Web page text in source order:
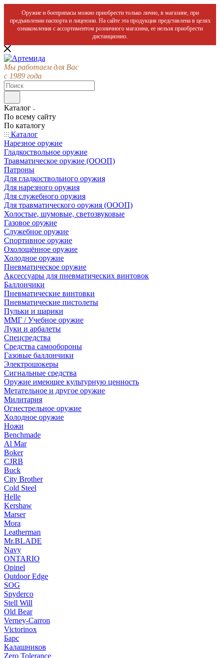
Оружие и боеприпасы можно приобрести только лично, в магазине, при
предъявлении паспорта и лицензии. На сайте эта продукция представлена в целях
ознакомления с ассортиментом розничного магазина, ее нельзя приобрести
дистанционно.
Мы работаем для Вас
с 1989 года
Каталог
По всему сайту
По каталогу
Каталог
Нарезное оружие
Гладкоствольное оружие
Травматическое оружие (ОООП)
Патроны
Для гладкоствольного оружия
Для нарезного оружия
Для служебного оружия
Для травматического оружия (ОООП)
Холостые, шумовые, светозвуковые
Газовое оружие
Служебное оружие
Спортивное оружие
Охолощённое оружие
Холодное оружие
Пневматическое оружие
Аксессуары для пневматических винтовок
Баллончики
Пневматические винтовки
Пневматические пистолеты
Пульки и шарики
ММГ / Учебное оружие
Луки и арбалеты
Спецсредства
Средства самообороны
Газовые баллончики
Электрошокеры
Сигнальные средства
Оружие имеющее культурную ценность
Метательное и другое оружие
Милитария
Огнестрельное оружие
Холодное оружие
Ножи
Benchmade
Al Mar
Boker
CJRB
Buck
City Brother
Cold Steel
Helle
Kershaw
Marser
Mora
Leatherman
Mr.BLADE
Navy
ONTARIO
Opinel
Outdoor Edge
SOG
Spyderco
Stell Will
Old Bear
Verney-Carron
Victorinox
Барс
Калашников
Zero Tolerance